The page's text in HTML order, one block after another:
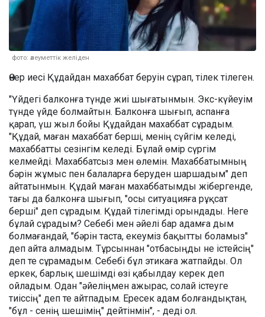
фото: әлеуметтік желіден
Өнер иесі Құдайдан махаббат беруін сұрап, тілек тілеген.
"Үйдегі балконға түнде жиі шығатынмын. Экс-күйеуім
түнде үйде болмайтын. Балконға шығып, аспанға
қарап, үш жыл бойы Құдайдан махаббат сұрадым.
"Құдай, маған махаббат берші, менің сүйгім келеді,
махаббатты сезінгім келеді. Бұлай өмір сүргім
келмейді. Махаббатсыз мен өлемін. Махаббатымның
бәрін жұмыс пен балаларға беруден шаршадым" деп
айтатынмын. Құдай маған махаббатымды жібергенде,
тағы да балконға шығып, "осы ситуацияға рұқсат
берші" деп сұрадым. Құдай тілегімді орындады. Неге
бұлай сұрадым? Себебі мен әйелі бар адамға дым
болмағандай, "бәрін таста, екеуміз бақытты боламыз"
деп айта алмадым. Тұрсыннан "отбасыңды не істейсің"
деп те сұрамадым. Себебі бұл этикаға жатпайды. Ол
еркек, барлық шешімді өзі қабылдау керек деп
ойладым. Одан "әйеліңмен ажырас, солай істеуге
тиіссің" деп те айтпадым. Ересек адам болғандықтан,
"бұл - сенің шешімің" дейтінмін", - деді ол.